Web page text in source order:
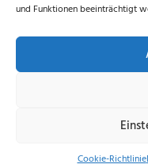
und Funktionen beeinträchtigt
Cookie-Richtlinie